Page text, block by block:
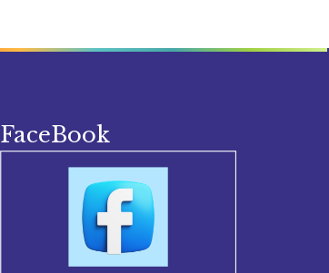
FaceBook